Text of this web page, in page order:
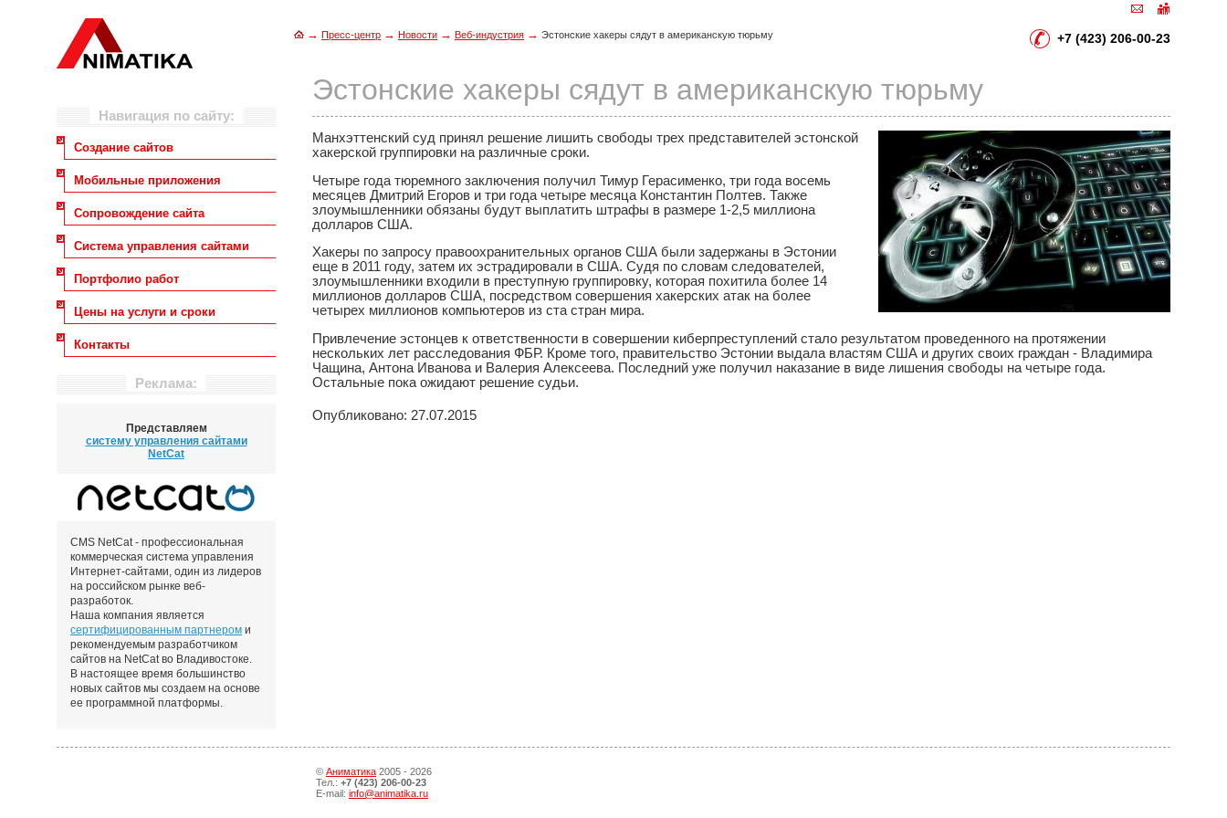
+7 (423) 206-00-23
→ Пресс-центр → Новости → Веб-индустрия → Эстонские хакеры сядут в американскую тюрьму
Эстонские хакеры сядут в американскую тюрьму
Манхэттенский суд принял решение лишить свободы трех представителей эстонской
хакерской группировки на различные сроки.
Четыре года тюремного заключения получил Тимур Герасименко, три года восемь
месяцев Дмитрий Егоров и три года четыре месяца Константин Полтев. Также
злоумышленники обязаны будут выплатить штрафы в размере 1-2,5 миллиона
долларов США.
Хакеры по запросу правоохранительных органов США были задержаны в Эстонии
еще в 2011 году, затем их эстрадировали в США. Судя по словам следователей,
злоумышленники входили в преступную группировку, которая похитила более 14
миллионов долларов США, посредством совершения хакерских атак на более
четырех миллионов компьютеров из ста стран мира.
Привлечение эстонцев к ответственности в совершении киберпреступлений стало результатом проведенного на протяжении
нескольких лет расследования ФБР. Кроме того, правительство Эстонии выдала властям США и других своих граждан - Владимира
Чащина, Антона Иванова и Валерия Алексеева. Последний уже получил наказание в виде лишения свободы на четыре года.
Остальные пока ожидают решение судьи.
Опубликовано: 27.07.2015
Навигация по сайту:
Создание сайтов
Мобильные приложения
Сопровождение сайта
Система управления сайтами
Портфолио работ
Цены на услуги и сроки
Контакты
Реклама:
Представляем
систему управления сайтами
NetCat
CMS NetCat - профессиональная
коммерческая система управления
Интернет-сайтами, один из лидеров
на российском рынке веб-
разработок.
Наша компания является
сертифицированным партнером и
рекомендуемым разработчиком
сайтов на NetCat во Владивостоке.
В настоящее время большинство
новых сайтов мы создаем на основе
ее программной платформы.
© Аниматика 2005 - 2026
Тел.: +7 (423) 206-00-23
E-mail: info@animatika.ru